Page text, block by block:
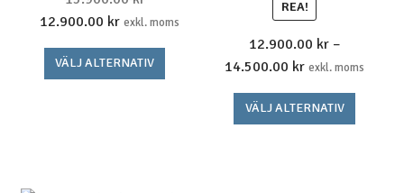
Det
priset
12.900.00 krDet
priset
12.900.00 kr16.125.00 kr.
exkl. moms
VÄLJ ALTERNATIV
här
REA!
12.900.00 kr –
14.500.00 krPrisintervall:
till
exkl. moms
VÄLJ ALTERNATIV
här